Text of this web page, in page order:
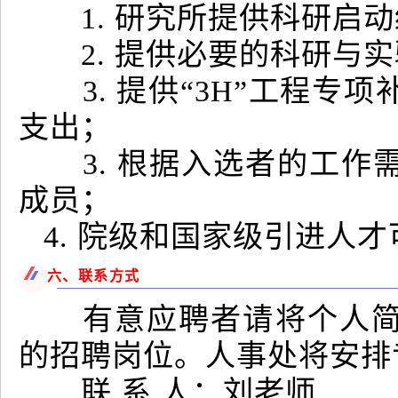
1. 研究所提供科研启动
2. 提供必要的科研与实
3. 提供“3H”工程专项补
支出；
3. 根据入选者的工作需
成员；
4. 院级和国家级引进人
六、联系方式
有意应聘者请将个人简
的招聘岗位。人事处将安